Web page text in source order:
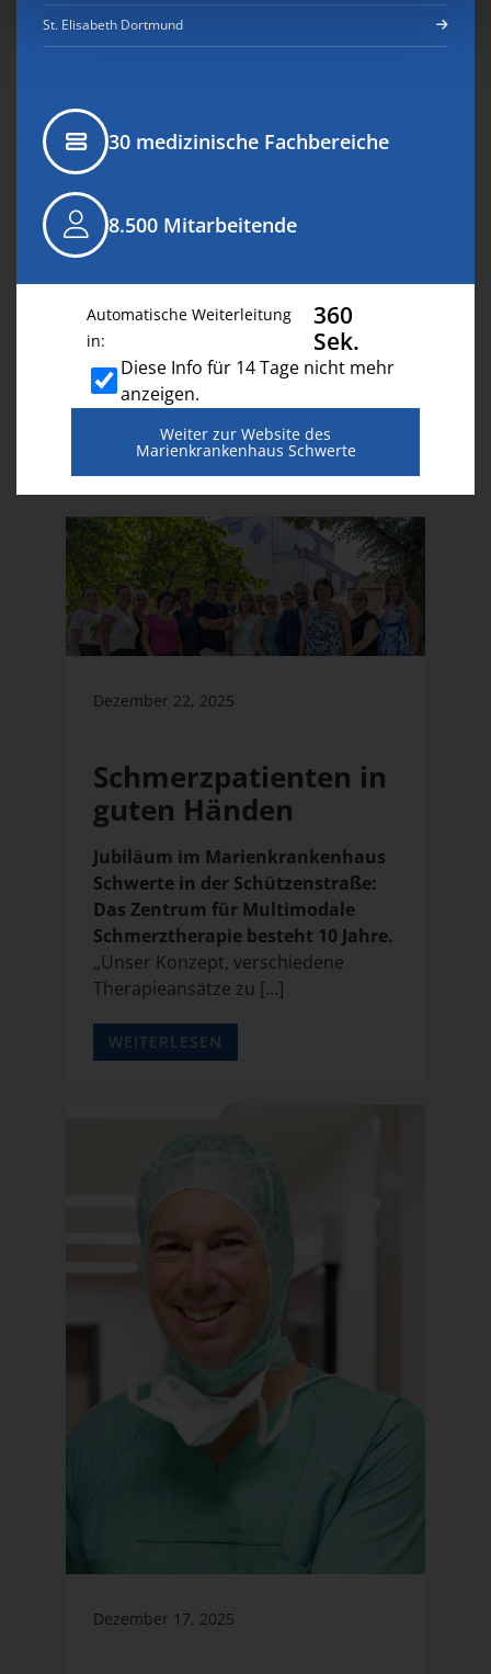
Dezember 23, 2025
WEITERLESEN
Dezember 22, 2025
Schmerzpatienten in
guten Händen
Jubiläum im Marienkrankenhaus
Schwerte in der Schützenstraße:
Das Zentrum für Multimodale
Schmerztherapie besteht 10 Jahre.
„Unser Konzept, verschiedene
Therapieansätze zu […]
WEITERLESEN
Dezember 17, 2025
St. Elisabeth Dortmund
30 medizinische Fachbereiche
8.500 Mitarbeitende
Diese Info für 14 Tage nicht mehr
anzeigen.
Weiter zur Website des
Marienkrankenhaus Schwerte
Automatische Weiterleitung
in:
358
Sek.